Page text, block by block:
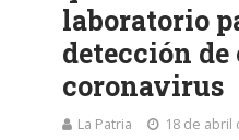
laboratorio
detección de
coronavirus
La Patria 18 de abril